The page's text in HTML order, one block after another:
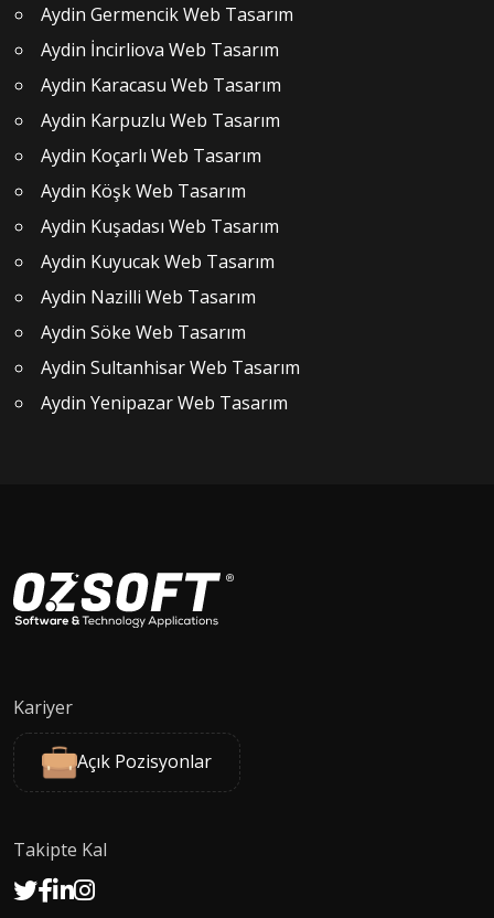
Aydin Germencik Web Tasarım
Aydin İncirliova Web Tasarım
Aydin Karacasu Web Tasarım
Aydin Karpuzlu Web Tasarım
Aydin Koçarlı Web Tasarım
Aydin Köşk Web Tasarım
Aydin Kuşadası Web Tasarım
Aydin Kuyucak Web Tasarım
Aydin Nazilli Web Tasarım
Aydin Söke Web Tasarım
Aydin Sultanhisar Web Tasarım
Aydin Yenipazar Web Tasarım
Kariyer
Açık Pozisyonlar
Takipte Kal